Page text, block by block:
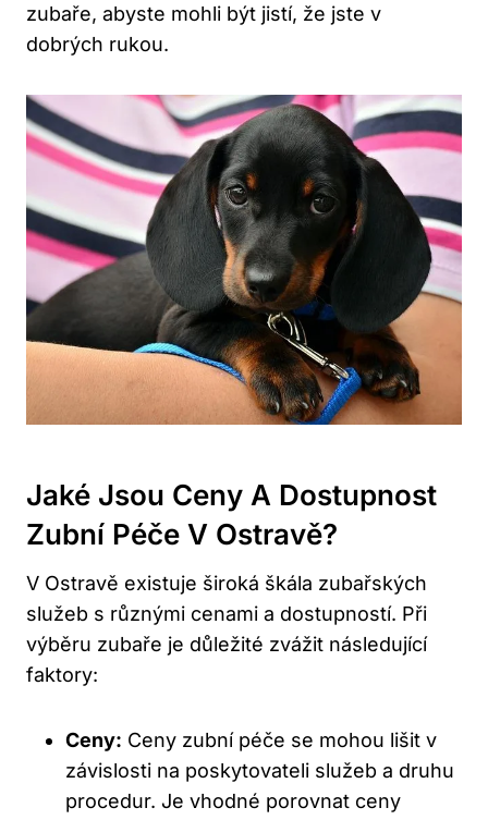
zubaře, abyste mohli být jistí, že jste v
dobrých rukou.
Jaké Jsou Ceny A Dostupnost
Zubní Péče V Ostravě?
V Ostravě existuje široká škála zubařských
služeb s různými cenami a dostupností. Při
výběru zubaře je důležité zvážit následující
faktory:
Ceny: Ceny zubní péče se mohou lišit v
závislosti na poskytovateli služeb a druhu
procedur. Je vhodné porovnat ceny